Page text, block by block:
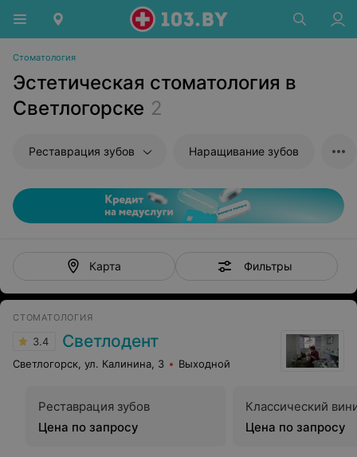
Стоматология
Эстетическая стоматология в
Светлогорске 2
Реставрация зубов Наращивание зубов
Карта Фильтры
СТОМАТОЛОГИЯ
3.4 Светлодент
Светлогорск, ул. Калинина, 3 Выходной
Реставрация зубов
Цена по запросу
Классический
Цена по запросу